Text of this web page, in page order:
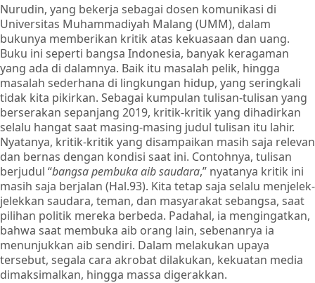
Nurudin, yang bekerja sebagai dosen komunikasi di
Universitas Muhammadiyah Malang (UMM), dalam
bukunya memberikan kritik atas kekuasaan dan uang.
Buku ini seperti bangsa Indonesia, banyak keragaman
yang ada di dalamnya. Baik itu masalah pelik, hingga
masalah sederhana di lingkungan hidup, yang seringkali
tidak kita pikirkan. Sebagai kumpulan tulisan-tulisan yang
berserakan sepanjang 2019, kritik-kritik yang dihadirkan
selalu hangatsaat masing-masing judul tulisan itu lahir.
Nyatanya, kritik-kritik yang disampaikan masih saja relevan
dan bernas dengan kondisi saat ini. Contohnya, tulisan
berjudul “bangsa pembuka aib saudara,” nyatanya kritik ini
masih saja berjalan (Hal.93). Kita tetap saja selalu menjelek-
jelekkan saudara, teman, dan masyarakat sebangsa, saat
pilihan politik mereka berbeda. Padahal, ia mengingatkan,
bahwa saat membuka aib orang lain, sebenanrya ia
menunjukkan aib sendiri. Dalam melakukan upaya
tersebut, segala cara akrobat dilakukan, kekuatan media
dimaksimalkan, hingga massa digerakkan.